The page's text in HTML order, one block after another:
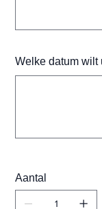
Welke datum wilt
Aantal